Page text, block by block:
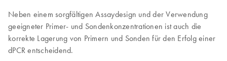
Neben einem sorgfältigen Assaydesign und der Verwendung
geeigneter Primer- und Sondenkonzentrationen ist auch die
korrekte Lagerung von Primern und Sonden für den Erfolg einer
dPCR entscheidend.